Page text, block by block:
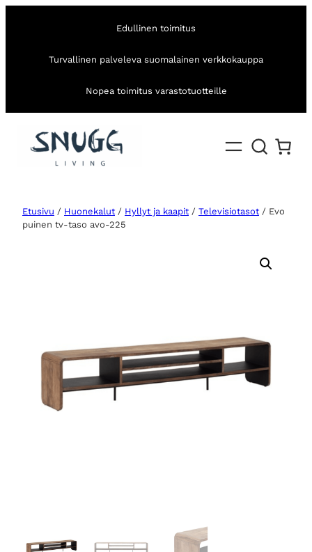
Edullinen toimitus
Turvallinen palveleva suomalainen verkkokauppa
Nopea toimitus varastotuotteille
Etusivu / Huonekalut / Hyllyt ja kaapit / Televisiotasot / Evo
puinen tv-taso avo-225